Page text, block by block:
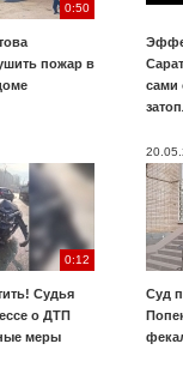
0:50
пожар в
сами
0:12
Судья
о ДТП
меры
Суд